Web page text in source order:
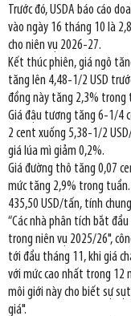
Trước đó, USDA báo cáo
vào ngày 16 tháng 10 là
cho niên vụ 2026-27.
Kết thúc phiên, giá ngô
tăng lên 4,48-1/2 USD
đồng này tăng 2,3% trong
Giá đậu tương tăng 6-1/4
2 cent xuống 5,38-1/2
giá lúa mì giảm 0,2%.
Giá đường thô tăng 0,07
mức tăng 2,9% trong
435,50 USD/tấn, tính
“Các nhà phân tích bắt
trong niên vụ 2025/26",
tới đầu tháng 11, khi giá
với mức cao nhất trong 12
môi giới này cho biết sự
giá".